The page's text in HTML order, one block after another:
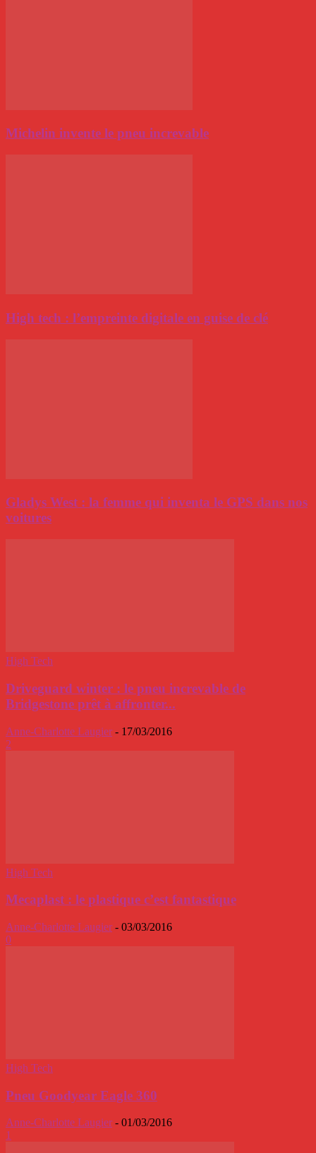
Michelin invente le pneu increvable
High tech : l’empreinte digitale en guise de clé
Gladys West : la femme qui inventa le GPS dans nos
voitures
High Tech
Driveguard winter : le pneu increvable de
Bridgestone prêt à affronter...
Anne-Charlotte Laugier - 17/03/2016
2
High Tech
Mecaplast : le plastique c’est fantastique
Anne-Charlotte Laugier - 03/03/2016
0
High Tech
Pneu Goodyear Eagle 360
Anne-Charlotte Laugier - 01/03/2016
1